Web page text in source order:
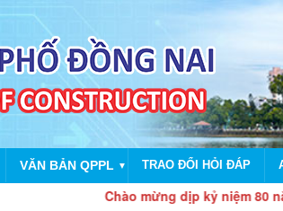
VĂN BẢN QPPL ▼ TRAO ĐỔI HỎI ĐÁP
Chào mừng dịp kỷ niệm 80 năm